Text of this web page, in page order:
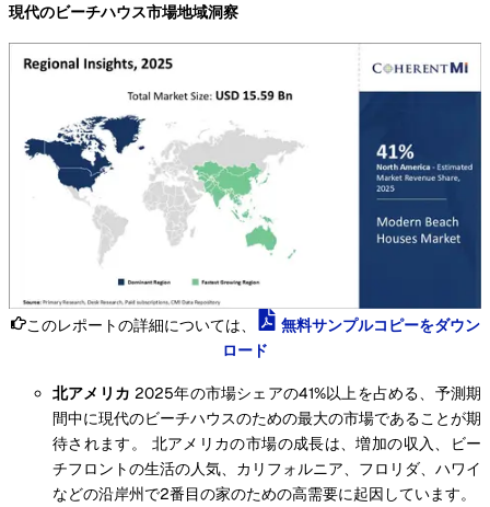
現代のビーチハウス市場地域洞察
このレポートの詳細については、
無料サンプルコピーをダウン
ロード
北アメリカ 2025年の市場シェアの41%以上を占める、予測期
間中に現代のビーチハウスのための最大の市場であることが期
待されます。 北アメリカの市場の成長は、増加の収入、ビー
チフロントの生活の人気、カリフォルニア、フロリダ、ハワイ
などの沿岸州で2番目の家のための高需要に起因しています。